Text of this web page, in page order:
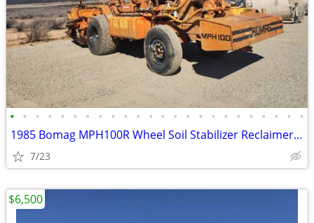
• • • • • • • • • • • • • • • • • • • • • • • •
1985 Bomag MPH100R Wheel Soil Stabilizer Reclaimer # 4658
7/23
$6,500